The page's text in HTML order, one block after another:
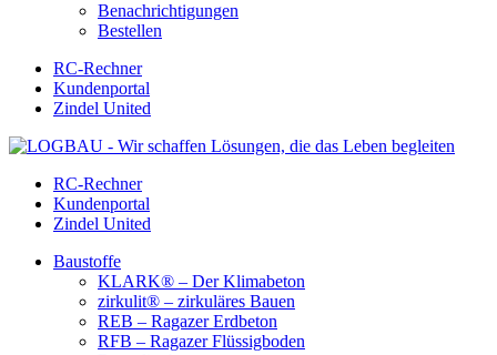
Benachrichtigungen
Bestellen
RC-Rechner
Kundenportal
Zindel United
RC-Rechner
Kundenportal
Zindel United
Baustoffe
KLARK® – Der Klimabeton
zirkulit® – zirkuläres Bauen
REB – Ragazer Erdbeton
RFB – Ragazer Flüssigboden